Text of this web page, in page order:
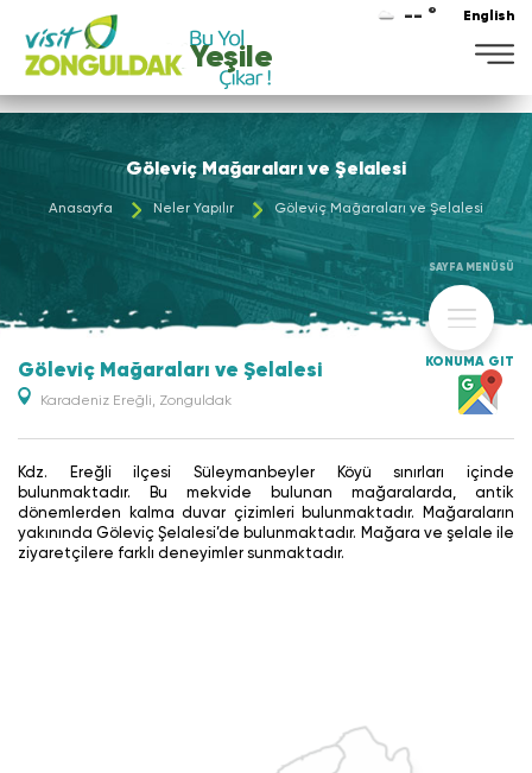
-- ° English
Yeşile
Göleviç Mağaraları ve Şelalesi
Anasayfa Neler Yapılır Göleviç Mağaraları ve Şelalesi
SAYFA MENÜSÜ
Göleviç Mağaraları ve Şelalesi
Karadeniz Ereğli, Zonguldak
KONUMA GİT
Kdz. Ereğli ilçesi Süleymanbeyler Köyü sınırları içinde
bulunmaktadır. Bu mekvide bulunan mağaralarda, antik
dönemlerden kalma duvar çizimleri bulunmaktadır. Mağaraların
yakınında Göleviç Şelalesi’de bulunmaktadır. Mağara ve şelale ile
ziyaretçilere farklı deneyimler sunmaktadır.